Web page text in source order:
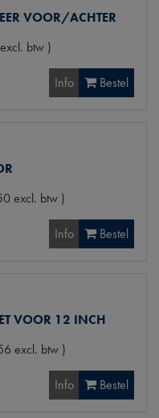
VOOR/ACHTER
excl. btw )
Info Bestel
excl. btw )
Info Bestel
VOOR 12 INCH
excl. btw )
Info Bestel